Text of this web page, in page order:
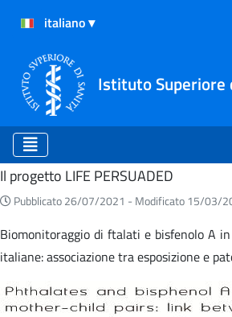
Istituto Superiore
Home
Il progetto LIFE PERSUADED
Pubblicato 26/07/2021 - Modificato 15/03/
Biomonitoraggio di ftalati e bisfenolo A
italiane: associazione tra esposizione e